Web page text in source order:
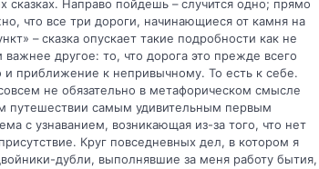
сказках. Направо пойдешь – случится одно; прямо
что все три дороги, начинающиеся от камня на
– сказка опускает такие подробности как не
другое: то, что дорога это прежде всего
приближение к не­привычному. То есть к себе.
не обязательно в метафорическом смысле
путешествии самым удивительным первым
с узнаванием, возни­кающая из-за того, что нет
Круг повседневных дел, в котором я
дубли, выполнявшие за меня работу бытия,